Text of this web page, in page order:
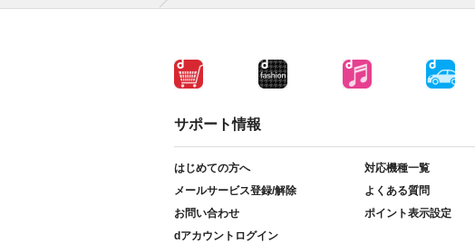
サポート情報
はじめての方へ
対応機種一覧
メールサービス登録/解除
よくある質問
お問い合わせ
ポイント表示設定
dアカウントログイン